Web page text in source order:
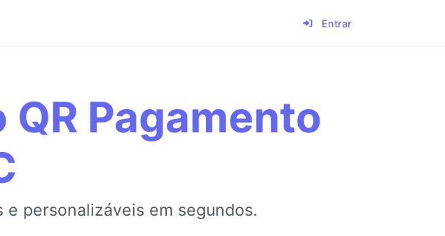
Entrar
Pagamento
e personalizáveis em segundos.